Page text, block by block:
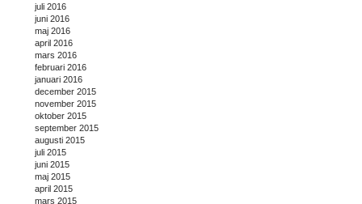
juli 2016
juni 2016
maj 2016
april 2016
mars 2016
februari 2016
januari 2016
december 2015
november 2015
oktober 2015
september 2015
augusti 2015
juli 2015
juni 2015
maj 2015
april 2015
mars 2015